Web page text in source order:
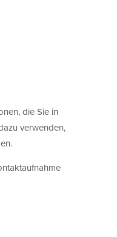
die Sie in
verwenden,